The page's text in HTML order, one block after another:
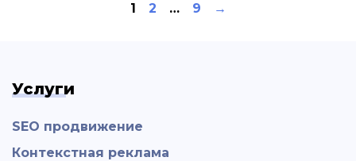
1 2 … 9 →
Услуги
SEO продвижение
Контекстная реклама